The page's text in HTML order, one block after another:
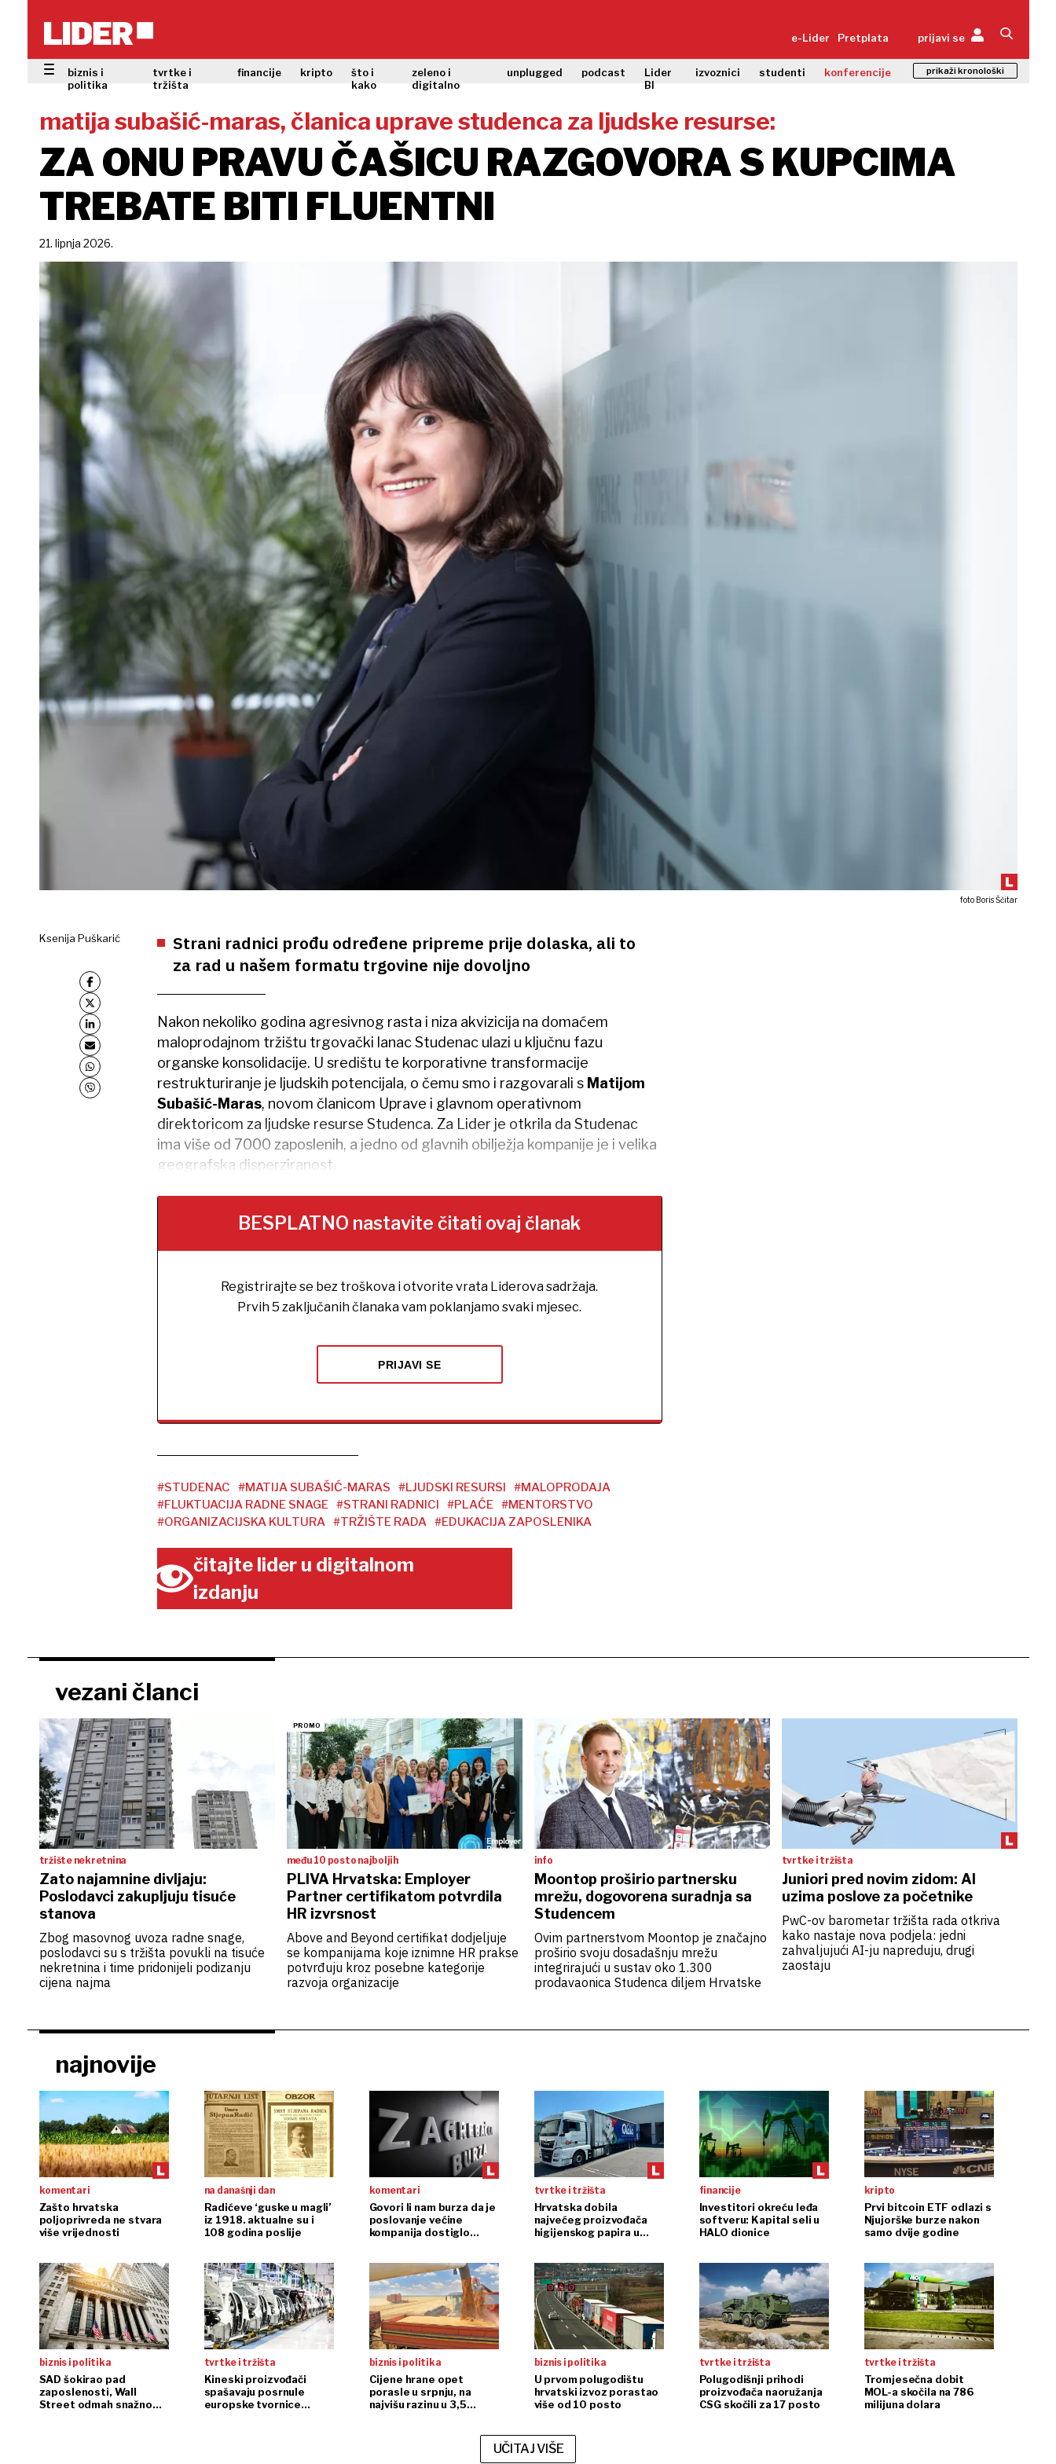
e-Lider Pretplata prijavi se
biznis i
politika
tvrtke i
tržišta
financije kripto
što i
kako
zeleno i
digitalno
unplugged podcast
Lider
BI
izvoznici studenti konferencije prikaži kronološki
matija subašić-maras, članica uprave studenca za ljudske resurse:
ZA ONU PRAVU ČAŠICU RAZGOVORA S KUPCIMA
TREBATE BITI FLUENTNI
21. lipnja 2026.
foto Boris Ščitar
Ksenija Puškarić
Strani radnici prođu određene pripreme prije dolaska, ali to
za rad u našem formatu trgovine nije dovoljno
Nakon nekoliko godina agresivnog rasta i niza akvizicija na domaćem
maloprodajnom tržištu trgovački lanac Studenac ulazi u ključnu fazu
organske konsolidacije. U središtu te korporativne transformacije
restrukturiranje je ljudskih potencijala, o čemu smo i razgovarali s Matijom
Subašić-Maras, novom članicom Uprave i glavnom operativnom
direktoricom za ljudske resurse Studenca. Za Lider je otkrila da Studenac
ima više od 7000 zaposlenih, a jedno od glavnih obilježja kompanije je i velika
geografska disperziranost.
BESPLATNO nastavite čitati ovaj članak
Registrirajte se bez troškova i otvorite vrata Liderova sadržaja.
Prvih 5 zaključanih članaka vam poklanjamo svaki mjesec.
PRIJAVI SE
#STUDENAC #MATIJA SUBAŠIĆ-MARAS #LJUDSKI RESURSI
#MALOPRODAJA
#FLUKTUACIJA RADNE SNAGE #STRANI RADNICI #PLAĆE #MENTORSTVO
#ORGANIZACIJSKA KULTURA #TRŽIŠTE RADA #EDUKACIJA ZAPOSLENIKA
čitajte lider u digitalnom
izdanju
vezani članci
tržište nekretnina
Zato najamnine divljaju:
Poslodavci zakupljuju tisuće
stanova
Zbog masovnog uvoza radne snage,
poslodavci su s tržišta povukli na tisuće
nekretnina i time pridonijeli podizanju
cijena najma
među 10 posto najboljih
PLIVA Hrvatska: Employer
Partner certifikatom potvrdila
HR izvrsnost
Above and Beyond certifikat dodjeljuje
se kompanijama koje iznimne HR prakse
potvrđuju kroz posebne kategorije
razvoja organizacije
info
Moontop proširio partnersku
mrežu, dogovorena suradnja sa
Studencem
Ovim partnerstvom Moontop je značajno
proširio svoju dosadašnju mrežu
integrirajući u sustav oko 1.300
prodavaonica Studenca diljem Hrvatske
tvrtke i tržišta
Juniori pred novim zidom: AI
uzima poslove za početnike
PwC-ov barometar tržišta rada otkriva
kako nastaje nova podjela: jedni
zahvaljujući AI-ju napreduju, drugi
zaostaju
najnovije
komentari
Zašto hrvatska
poljoprivreda ne stvara
više vrijednosti
na današnji dan
Radićeve ‘guske u magli’
iz 1918. aktualne su i
108 godina poslije
komentari
Govori li nam burza da je
poslovanje većine
kompanija dostiglo
tvrtke i tržišta
Hrvatska dobila
najvećeg proizvođača
higijenskog papira u
financije
Investitori okreću leđa
softveru: Kapital seli u
HALO dionice
kripto
Prvi bitcoin ETF odlazi s
Njujorške burze nakon
samo dvije godine
biznis i politika
SAD šokirao pad
zaposlenosti, Wall
Street odmah snažno
tvrtke i tržišta
Kineski proizvođači
spašavaju posrnule
europske tvornice
biznis i politika
Cijene hrane opet
porasle u srpnju, na
najvišu razinu u 3,5
biznis i politika
U prvom polugodištu
hrvatski izvoz porastao
više od 10 posto
tvrtke i tržišta
Polugodišnji prihodi
proizvođača naoružanja
CSG skočili za 17 posto
tvrtke i tržišta
Tromjesečna dobit
MOL-a skočila na 786
milijuna dolara
UČITAJ VIŠE